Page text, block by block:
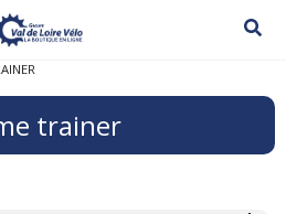
trainer